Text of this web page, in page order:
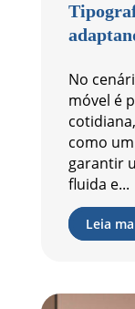
No
móvel é
como
garantir
fluida e...
Leia